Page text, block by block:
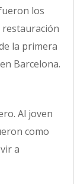
los
la primera
Barcelona.
Al joven
como
a